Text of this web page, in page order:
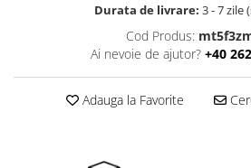
USB Hub
Durata de livrare: 3 - 7 zile
Cod Produs:
Ai nevoie de ajutor? +40
Adauga la Favorite